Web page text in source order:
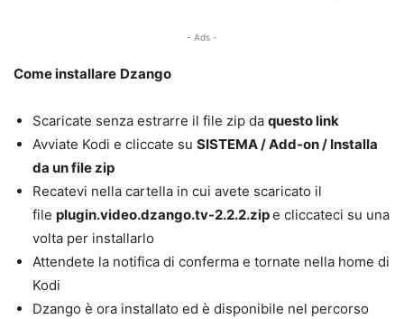
- Ads -
Come installare Dzango
Scaricate senza estrarre il file zip da questo link
Avviate Kodi e cliccate su SISTEMA / Add-on / Installa
da un file zip
Recatevi nella cartella in cui avete scaricato il
file plugin.video.dzango.tv-2.2.2.zipe cliccateci su una
volta per installarlo
Attendete la notifica di conferma e tornate nella home di
Kodi
Dzango è ora installato ed è disponibile nel percorso